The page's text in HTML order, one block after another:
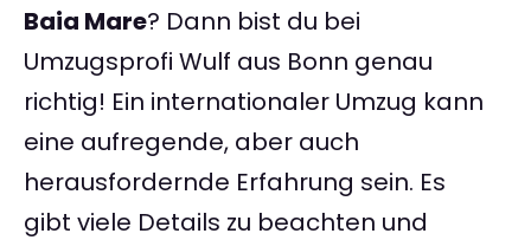
Baia Mare? Dann bist du bei
Umzugsprofi Wulf aus Bonn genau
richtig! Ein internationaler Umzug kann
eine aufregende, aber auch
herausfordernde Erfahrung sein. Es
gibt viele Details zu beachten und